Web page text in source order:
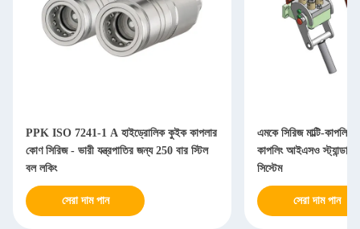
PPK ISO 7241-1 A হাইড্রোলিক কুইক কাপলার
কোণ সিরিজ - ভারী যন্ত্রপাতির জন্য 250 বার স্টিল
বল লকিং
সেরা দাম পান
এমকে সিরিজ মাল্টি-কাপলিং
কাপলিং আইএসও
সিস্টেম
সেরা দাম পান